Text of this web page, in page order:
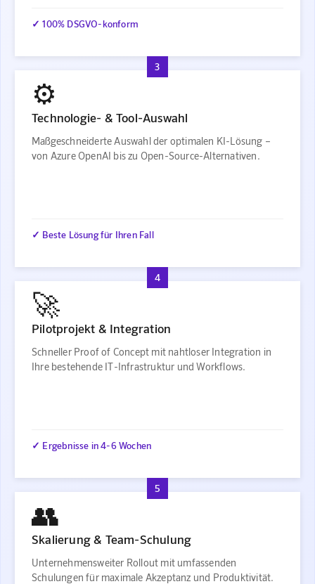
✓ 100% DSGVO-konform
3
⚙️
Technologie- & Tool-Auswahl
Maßgeschneiderte Auswahl der optimalen KI-Lösung –
von Azure OpenAI bis zu Open-Source-Alternativen.
✓ Beste Lösung für Ihren Fall
4
🚀
Pilotprojekt & Integration
Schneller Proof of Concept mit nahtloser Integration in
Ihre bestehende IT-Infrastruktur und Workflows.
✓ Ergebnisse in 4-6 Wochen
5
👥
Skalierung & Team-Schulung
Unternehmensweiter Rollout mit umfassenden
Schulungen für maximale Akzeptanz und Produktivität.